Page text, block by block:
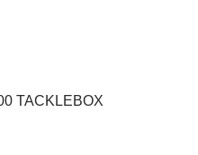
TACKLEBOX